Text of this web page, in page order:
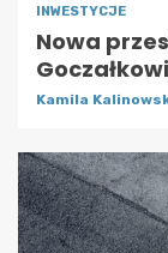
INWESTYCJE
Nowa
Kamila